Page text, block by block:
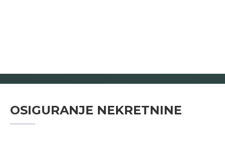
OSIGURANJE NEKRETNINE